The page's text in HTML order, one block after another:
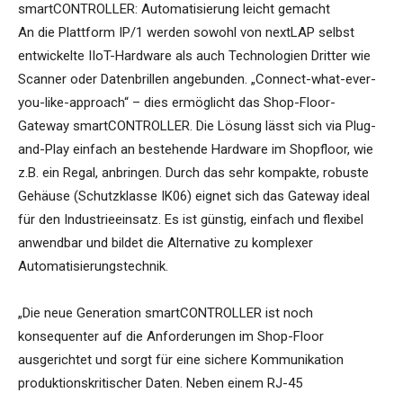
smartCONTROLLER: Automatisierung leicht gemacht
An die Plattform IP/1 werden sowohl von nextLAP selbst
entwickelte IIoT-Hardware als auch Technologien Dritter wie
Scanner oder Datenbrillen angebunden. „Connect-what-ever-
you-like-approach“ – dies ermöglicht das Shop-Floor-
Gateway smartCONTROLLER. Die Lösung lässt sich via Plug-
and-Play einfach an bestehende Hardware im Shopfloor, wie
z.B. ein Regal, anbringen. Durch das sehr kompakte, robuste
Gehäuse (Schutzklasse IK06) eignet sich das Gateway ideal
für den Industrieeinsatz. Es ist günstig, einfach und flexibel
anwendbar und bildet die Alternative zu komplexer
Automatisierungstechnik.
„Die neue Generation smartCONTROLLER ist noch
konsequenter auf die Anforderungen im Shop-Floor
ausgerichtet und sorgt für eine sichere Kommunikation
produktionskritischer Daten. Neben einem RJ-45